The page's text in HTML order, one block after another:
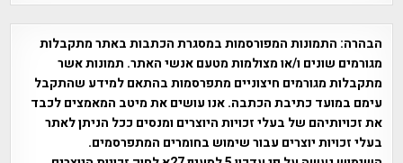
הבהרה: התמונות המפורסמות במסגרת הכתבות באתר מתקבלות
מגורמים שונים ו/או מצולמות מטעם אנשי האתר. תמונות אשר
מתקבלות מגורמים חיצוניים מתפרסמות בהתאם למידע שהתקבל
עימם במועד כתיבת הכתבה. אנו עושים את מיטב המאמצים לכבד
את זכויותיהם של בעלי זכויות היוצרים ומנסים ככל הניתן לאתר
בעלי זכויות יוצרים עבור שימוש בחומרים המתפרסמים.